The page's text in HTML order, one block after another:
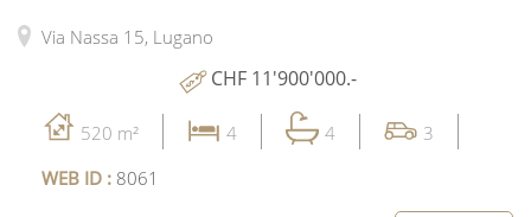
Via Nassa 15, Lugano
CHF 11'900'000.-
520 m² 4 4
3
WEB ID : 8061